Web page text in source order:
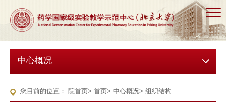
中心概况
您目前的位置： 院首页> 首页> 中心概况> 组织结构